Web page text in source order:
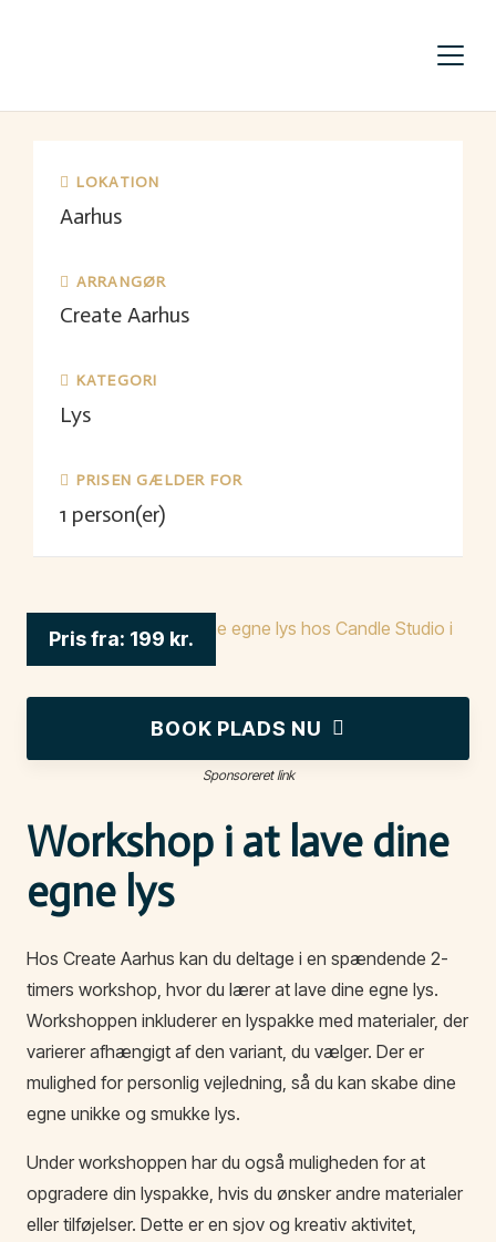
LOKATION
Aarhus
ARRANGØR
Create Aarhus
KATEGORI
Lys
PRISEN GÆLDER FOR
1 person(er)
Pris fra: 199 kr.
BOOK PLADS NU
Sponsoreret link
Workshop i at lave dine
egne lys
Hos Create Aarhus kan du deltage i en spændende 2-
timers workshop, hvor du lærer at lave dine egne lys.
Workshoppen inkluderer en lyspakke med materialer, der
varierer afhængigt af den variant, du vælger. Der er
mulighed for personlig vejledning, så du kan skabe dine
egne unikke og smukke lys.
Under workshoppen har du også muligheden for at
opgradere din lyspakke, hvis du ønsker andre materialer
eller tilføjelser. Dette er en sjov og kreativ aktivitet,